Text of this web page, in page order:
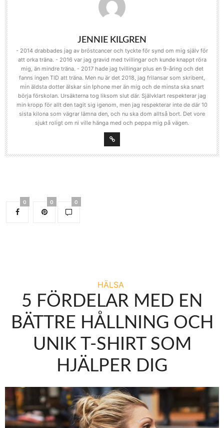
JENNIE KILGREN
- 2014 drabbades jag av bröstcancer och tyckte för synd om mig själv för
att orka träna. - 2016 var jag gravid med tvillingar och kunde knappt röra
mig, än mindre träna. - 2017 hade jag tvillingar plus en 9-åring och det
fanns ingen TID att träna. Men nu är det 2018, jag frilansar som skribent,
min äldsta dotter älskar sin Iphone mer än mig och de minsta ska snart
börja förskolan. Ursäkterna tog liksom slut där. Självklart respekterar jag
min kropp för allt den tagit sig igenom, men jag respekterar inte de där 10
sista kilona som vägrar lämna den, och nu ska dom alltså bort. Det vore
sjukt roligt om ni ville hänga med och peppa mig på vägen.
0 0 0
HÄLSA
5 FÖRDELAR MED EN
BÄTTRE HÅLLNING OCH
UNIK T-SHIRT SOM
HJÄLPER DIG